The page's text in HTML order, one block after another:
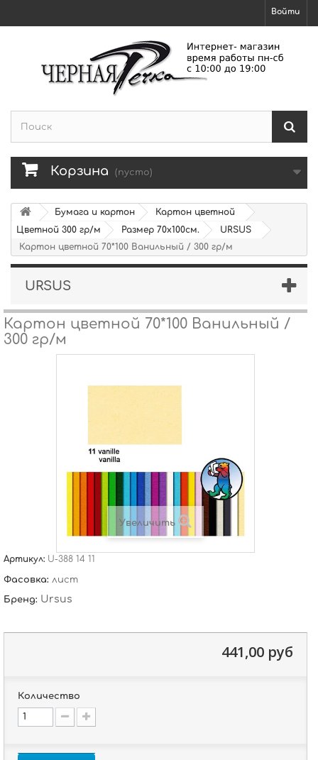
Войти
Корзина (пусто)
Бумага и картон
Картон цветной
Цветной 300 гр/м
Размер 70х100см.
URSUS
Картон цветной 70*100 Ванильный / 300 гр/м
URSUS
Картон цветной 70*100 Ванильный /
300 гр/м
Увеличить
Артикул: U-388 14 11
Фасовка: лист
Бренд: Ursus
441,00 руб
Количество